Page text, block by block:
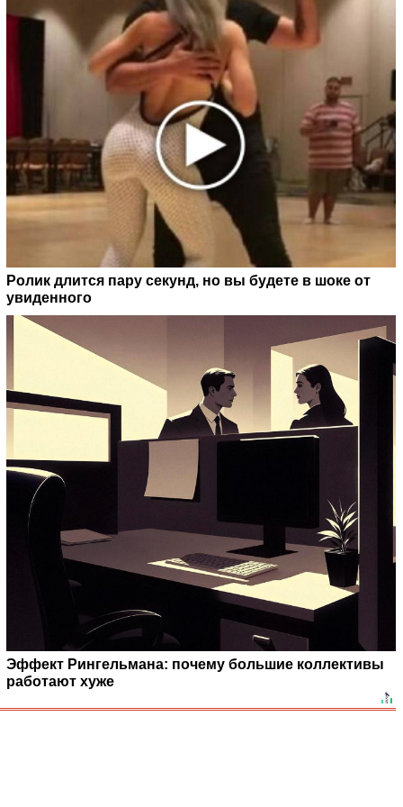
Ролик длится пару секунд, но вы будете в шоке от
увиденного
Эффект Рингельмана: почему большие коллективы
работают хуже